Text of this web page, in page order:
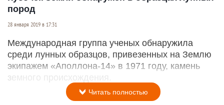
пород
28 января 2019 в 17:31
Международная группа ученых обнаружила
среди лунных образцов, привезенных на Землю
экипажем «Аполлона-14» в 1971 году, камень
земного происхождения.
Читать полностью